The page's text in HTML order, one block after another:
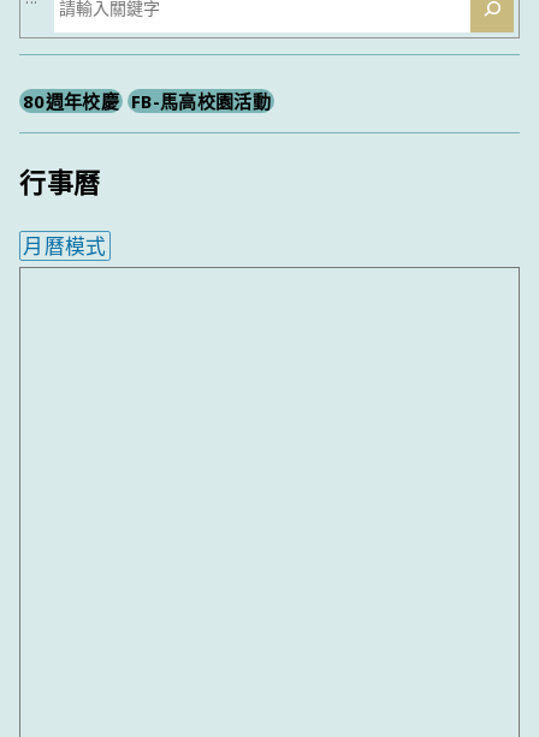
尋
80週年校慶 FB-馬高校園活動
行事曆
月曆模式